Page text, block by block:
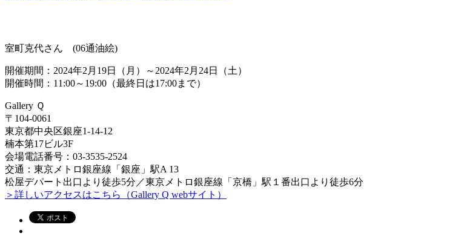
室町克代さん (06通油絵)
開催期間：2024年2月19日（月）～2024年2月24日（土）
開催時間：11:00～19:00（最終日は17:00まで）
Gallery Ｑ
〒 104-0061
東京都中央区銀座1-14-12
楠本第17ビル3F
会場電話番号：03-3535-2524
交通：東京メトロ銀座線 「銀座」駅A 13
松屋デパート出口より徒歩5分／東京メトロ銀座線 「京橋」駅１番出口より徒歩6分
＞詳しいアクセスはこちら（Gallery Q webサイト）